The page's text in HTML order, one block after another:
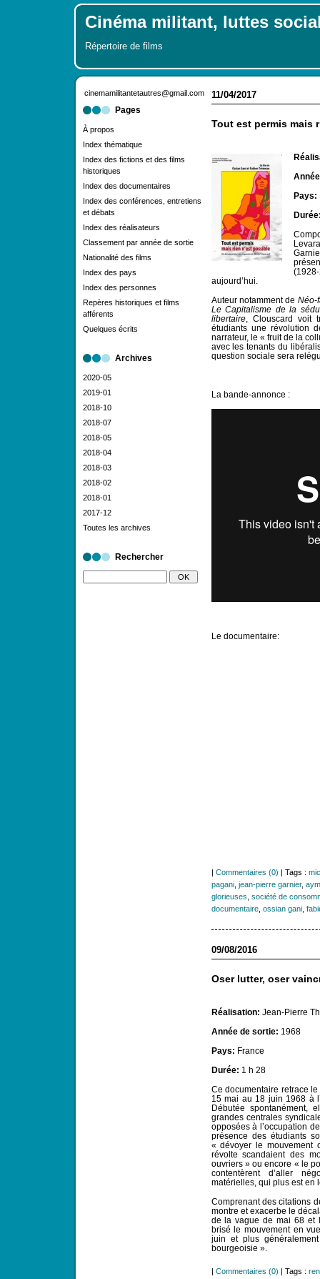
Cinéma militant, luttes
Répertoire de films
cinemamilitantetautres@gmail.com
Pages
À propos
Index thématique
Index des fictions et des films
historiques
Index des documentaires
Index des conférences, entretiens
et débats
Index des réalisateurs
Classement par année de sortie
Nationalité des films
Index des pays
Index des personnes
Repères historiques et films
afférents
Quelques écrits
Archives
2020-05
2019-01
2018-10
2018-07
2018-05
2018-04
2018-03
2018-02
2018-01
2017-12
Toutes les archives
Rechercher
11/04/2017
Tout est permis mais
Pays:
aujourd’hui.
Auteur notamment de Néo-
Le Capitalisme de la
libertaire, Clouscard voit
étudiants une révolution
narrateur, le « fruit de la
avec les tenants du
question sociale sera
La bande-annonce :
Le documentaire:
| Commentaires (0) | Tags :
pagani, jean-pierre garnier,
glorieuses société de
documentaire, ossian gani,
09/08/2016
Oser lutter, oser
Réalisation: Jean-Pierre
Année de sortie: 1968
Pays: France
Durée: 1 h 28
Ce documentaire retrace
15 mai au 18 juin 1968 à
Débutée spontanément,
grandes centrales
opposées à l’occupation
présence des étudiants
« dévoyer le mouvement
révolte scandaient des
ouvriers » ou encore « le
contentèrent d’aller
matérielles, qui plus est en
Comprenant des citations
montre et exacerbe le
de la vague de mai 68 et
brisé le mouvement en
juin et plus
bourgeoisie ».
| Commentaires (0) | Tags :